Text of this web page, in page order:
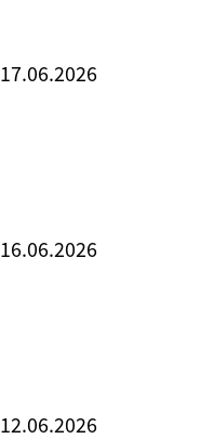
17.06.2026
16.06.2026
12.06.2026